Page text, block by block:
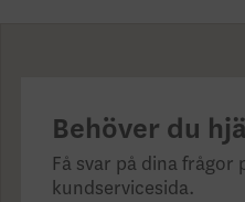
Behöver du
Få svar på dina frågor
kundservicesida.